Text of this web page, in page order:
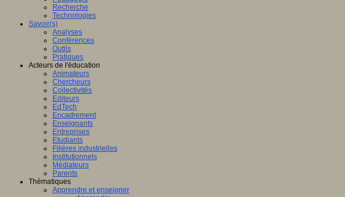
Recherche
Technologies
Savoir(s)
Analyses
Conférences
Outils
Pratiques
Acteurs de l'éducation
Animateurs
Chercheurs
Collectivités
Editeurs
EdTech
Encadrement
Enseignants
Entreprises
Etudiants
Filières industrielles
Institutionnels
Médiateurs
Parents
Thématiques
Apprendre et enseigner